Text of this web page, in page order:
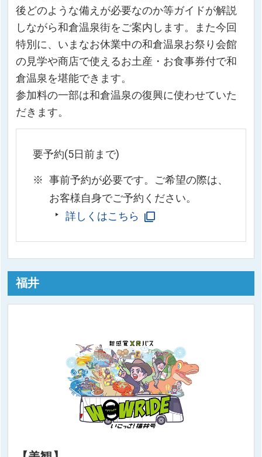
後どのような備えが必要なのか等ガイドが解説
しながら和倉温泉街をご案内します。また今回
特別に、いまなお休業中の和倉温泉お祭り会館
の見学や商店で使えるお土産・お食事券付で和
倉温泉を堪能できます。
参加料の一部は和倉温泉の復興に使わせていた
だきます。
要予約(5日前まで)
事前予約が必要です。ご希望の際は、
お客様自身でご予約ください。
詳しくはこちら
福井